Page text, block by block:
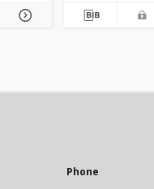
Phone